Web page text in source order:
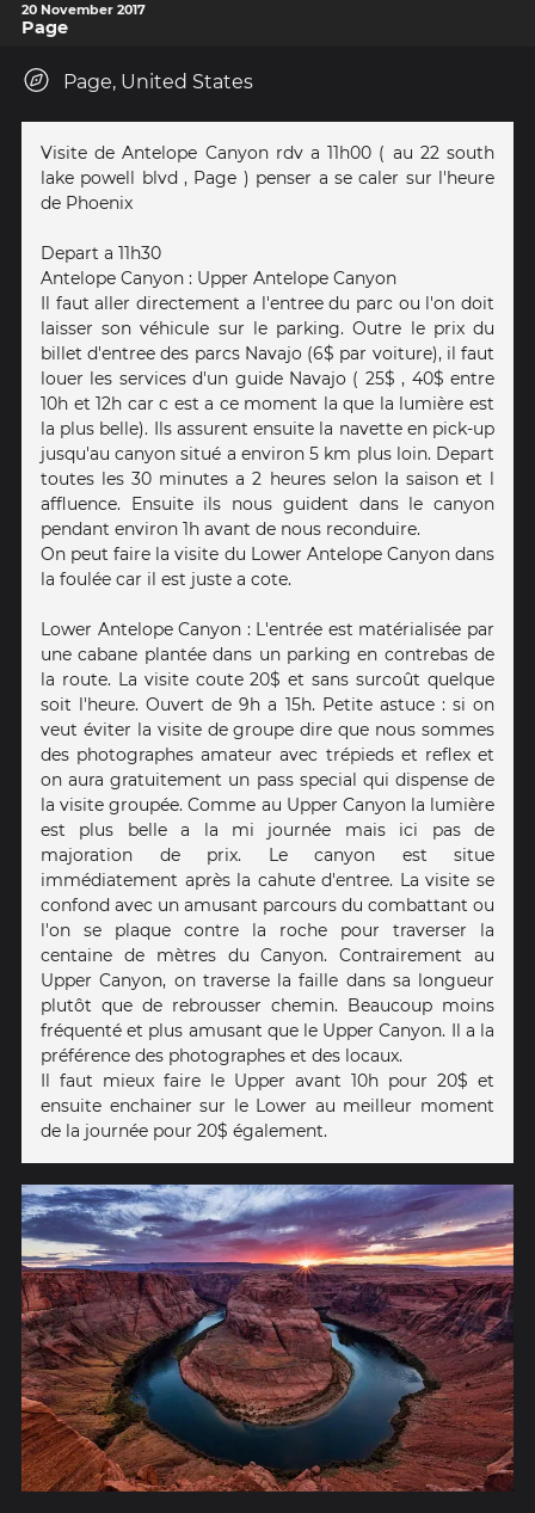
20 November 2017
Page
Page, United States
Visite de Antelope Canyon rdv a 11h00 ( au 22 south
lake powell blvd , Page ) penser a se caler sur l'heure
de Phoenix
Depart a 11h30
Antelope Canyon : Upper Antelope Canyon
Il faut aller directement a l'entree du parc ou l'on doit
laisser son véhicule sur le parking. Outre le prix du
billet d'entree des parcs Navajo (6$ par voiture), il faut
louer les services d'un guide Navajo ( 25$ , 40$ entre
10h et 12h car c est a ce moment la que la lumière est
la plus belle). Ils assurent ensuite la navette en pick-up
jusqu'au canyon situé a environ 5 km plus loin. Depart
toutes les 30 minutes a 2 heures selon la saison et l
affluence. Ensuite ils nous guident dans le canyon
pendant environ 1h avant de nous reconduire.
On peut faire la visite du Lower Antelope Canyon dans
la foulée car il est juste a cote.
Lower Antelope Canyon : L'entrée est matérialisée par
une cabane plantée dans un parking en contrebas de
la route. La visite coute 20$ et sans surcoût quelque
soit l'heure. Ouvert de 9h a 15h. Petite astuce : si on
veut éviter la visite de groupe dire que nous sommes
des photographes amateur avec trépieds et reflex et
on aura gratuitement un pass special qui dispense de
la visite groupée. Comme au Upper Canyon la lumière
est plus belle a la mi journée mais ici pas de
majoration de prix. Le canyon est situe
immédiatement après la cahute d'entree. La visite se
confond avec un amusant parcours du combattant ou
l'on se plaque contre la roche pour traverser la
centaine de mètres du Canyon. Contrairement au
Upper Canyon, on traverse la faille dans sa longueur
plutôt que de rebrousser chemin. Beaucoup moins
fréquenté et plus amusant que le Upper Canyon. Il a la
préférence des photographes et des locaux.
Il faut mieux faire le Upper avant 10h pour 20$ et
ensuite enchainer sur le Lower au meilleur moment
de la journée pour 20$ également.